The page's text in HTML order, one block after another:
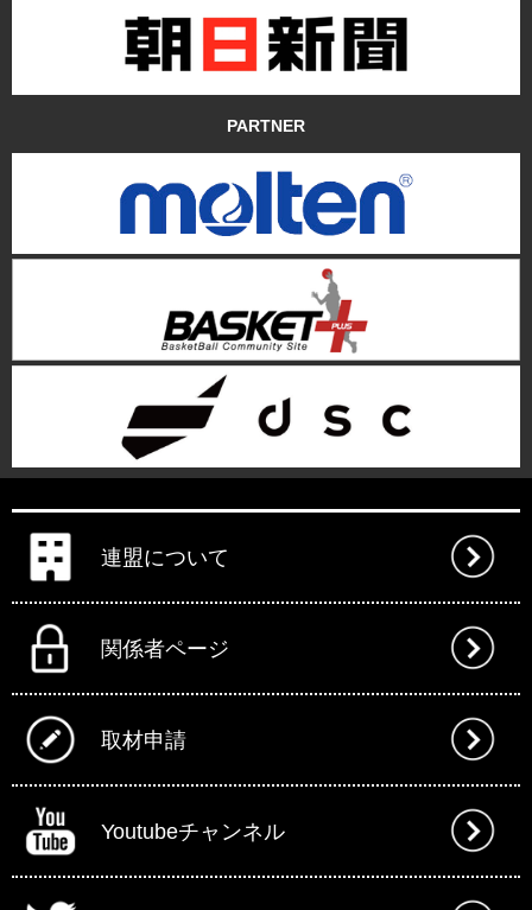
PARTNER
連盟について
関係者ページ
取材申請
Youtubeチャンネル